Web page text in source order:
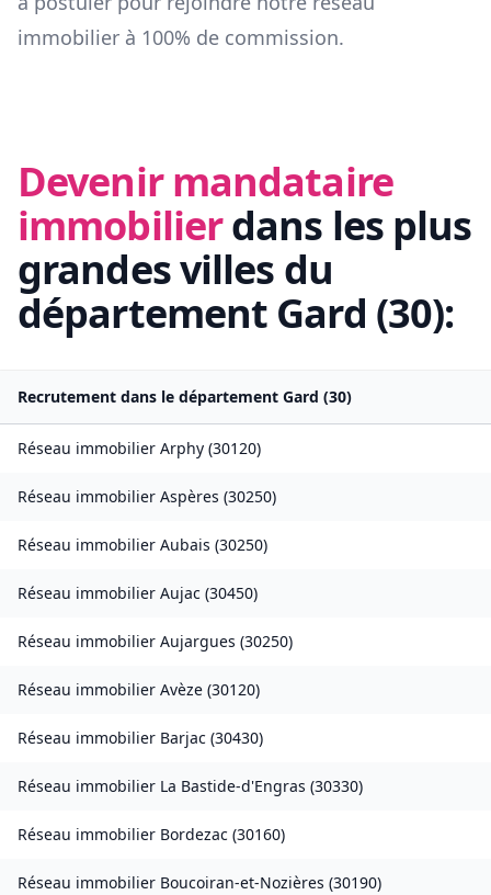
immobilier à 100% de commission.
Devenir mandataire
immobilierdans les plus
grandes villes du
département Gard (30):
Recrutement dans le département Gard (30)
Réseau immobilier Arphy (30120)
Réseau immobilier Aspères (30250)
Réseau immobilier Aubais (30250)
Réseau immobilier Aujac (30450)
Réseau immobilier Aujargues (30250)
Réseau immobilier Avèze (30120)
Réseau immobilier Barjac (30430)
Réseau immobilier La Bastide-d'Engras (30330)
Réseau immobilier Bordezac (30160)
Réseau immobilier Boucoiran-et-Nozières (30190)